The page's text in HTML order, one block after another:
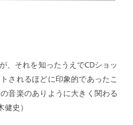
、それを知ったうえでCDショッ
されるほどに印象的であったこ
音楽のありように大きく関わる
史）